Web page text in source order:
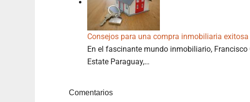
Consejos para una compra inmobiliaria exitosa
En el fascinante mundo inmobiliario,
Estate Paraguay,…
Comentarios